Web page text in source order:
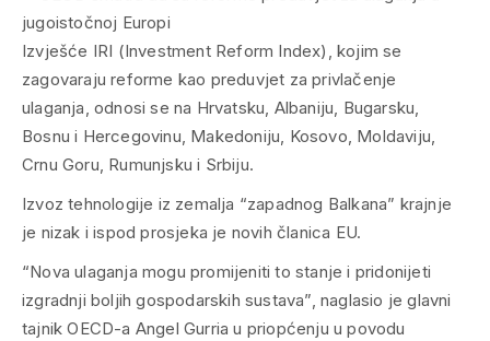
Izvješće IRI (Investment Reform Index), kojim se
zagovaraju reforme kao preduvjet za privlačenje
ulaganja, odnosi se na Hrvatsku, Albaniju, Bugarsku,
Bosnu i Hercegovinu, Makedoniju, Kosovo, Moldaviju,
Crnu Goru, Rumunjsku i Srbiju.
Izvoz tehnologije iz zemalja “zapadnog Balkana” krajnje
je nizak i ispod prosjeka je novih članica EU.
“Nova ulaganja mogu promijeniti to stanje i pridonijeti
izgradnji boljih gospodarskih sustava”, naglasio je glavni
tajnik OECD-a Angel Gurria u priopćenju u povodu